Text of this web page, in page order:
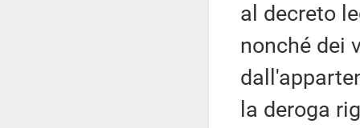
al decreto
nonché dei
la deroga